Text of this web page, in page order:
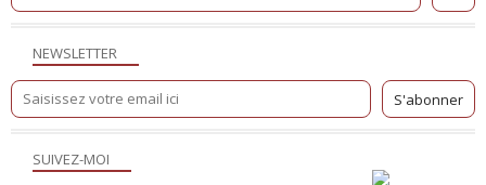
NEWSLETTER
SUIVEZ-MOI